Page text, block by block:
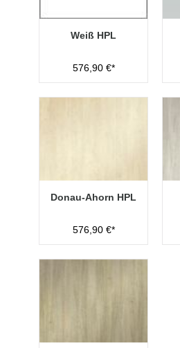
Weiß HPL
576,90 €*
Donau-Ahorn HPL
576,90 €*